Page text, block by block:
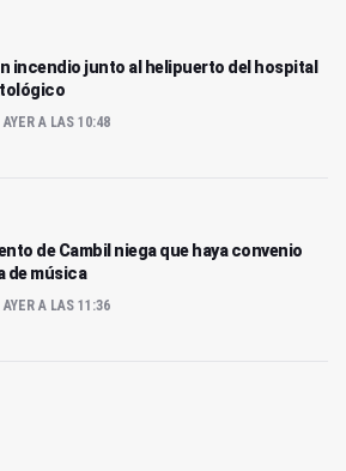
incendio junto al helipuerto del hospital
A LAS 10:48
de Cambil niega que haya convenio
de música
A LAS 11:36